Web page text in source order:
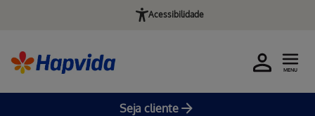
Acessibilidade
Seja cliente
MENU